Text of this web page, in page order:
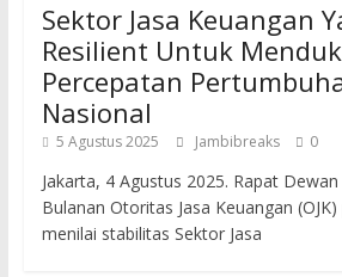
Sektor Jasa Keuangan
Resilient Untuk
Percepatan
Nasional
5 Agustus 2025 Jambibreaks 0
Jakarta, 4 Agustus 2025. Rapat
Bulanan Otoritas Jasa Keuangan
menilai stabilitas Sektor Jasa